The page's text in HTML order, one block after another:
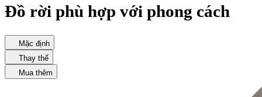
Đồ rời phù hợp với phong cách
Mặc định
Thay thế
Mua thêm